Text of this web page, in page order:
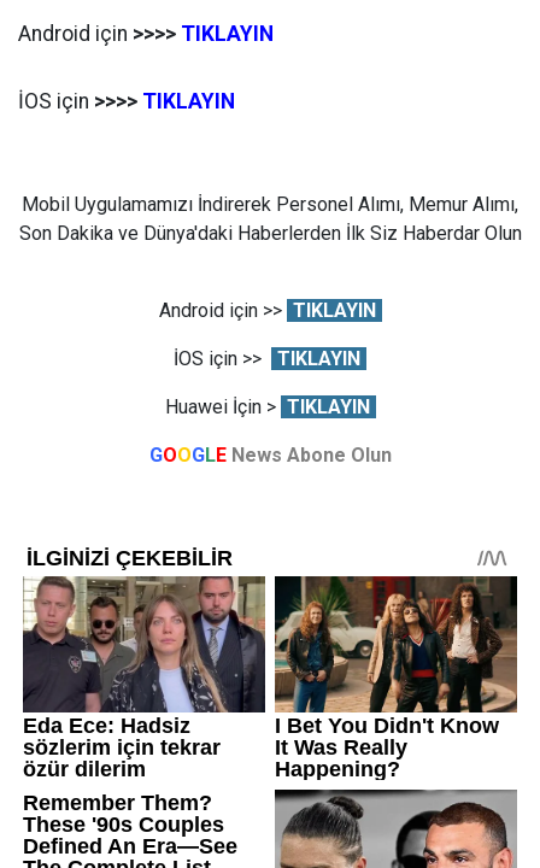
Android için >>>> TIKLAYIN
İOS için >>>> TIKLAYIN
Mobil Uygulamamızı İndirerek Personel Alımı, Memur Alımı,
Son Dakika ve Dünya'daki Haberlerden İlk Siz Haberdar Olun
Android için >> TIKLAYIN
İOS için >> TIKLAYIN
Huawei İçin > TIKLAYIN
GOOGLE News Abone Olun